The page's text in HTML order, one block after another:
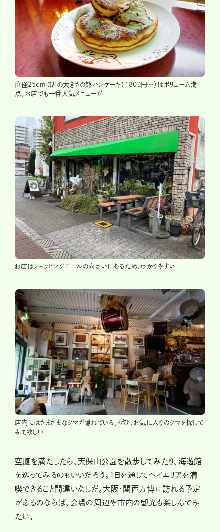
直径25cmほどの大きさの熊パンケーキ（1800円〜）はボリューム満
点。お店でも一番人気メニューだ
お店はショッピングモールの向かいにあるため、わかりやすい
店内にはさまざまなクマが隠れている。ぜひ、お気に入りのクマを探して
みて欲しい
空腹を満たしたら、天保山公園を散歩してみたり、海遊館
を巡ってみるのもいいだろう。1日を通してベイエリアを満
喫できること間違いなしだ。大阪・関西万博に訪れる予定
があるのならば、会場の周辺や市内の観光も楽しんでみ
たい。